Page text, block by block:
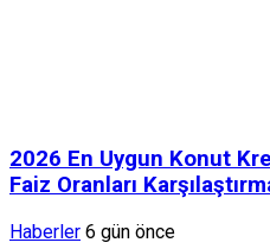
2026 En Uygun Konut
Faiz Oranları
Haberler 6 gün önce